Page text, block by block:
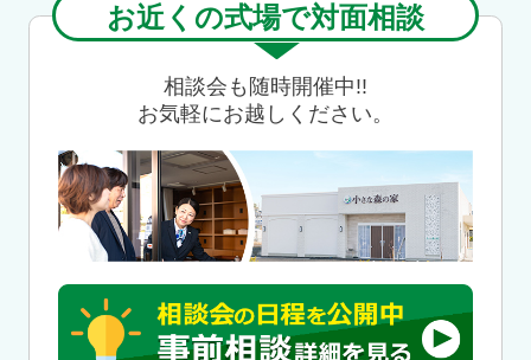
お近くの式場で対面相談
相談会も随時開催中!!
お気軽にお越しください。